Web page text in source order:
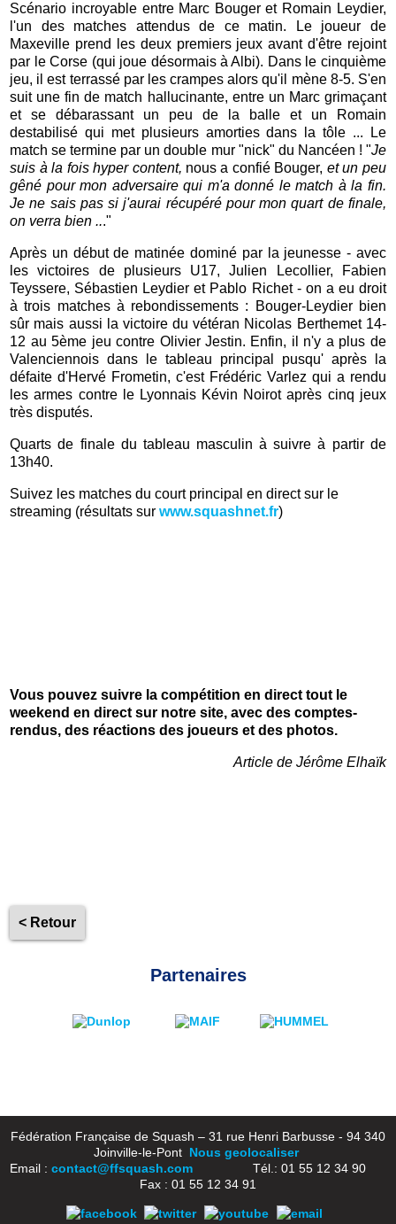
Scénario incroyable entre Marc Bouger et Romain Leydier,
l'un des matches attendus de ce matin. Le joueur de
Maxeville prend les deux premiers jeux avant d'être rejoint
par le Corse (qui joue désormais à Albi). Dans le cinquième
jeu, il est terrassé par les crampes alors qu'il mène 8-5. S'en
suit une fin de match hallucinante, entre un Marc grimaçant
et se débarassant un peu de la balle et un Romain
destabilisé qui met plusieurs amorties dans la tôle ... Le
match se termine par un double mur "nick" du Nancéen ! "Je
suis à la fois hyper content, nous a confié Bouger, et un peu
gêné pour mon adversaire qui m'a donné le match à la fin.
Je ne sais pas si j'aurai récupéré pour mon quart de finale,
on verra bien ..."
Après un début de matinée dominé par la jeunesse - avec
les victoires de plusieurs U17, Julien Lecollier, Fabien
Teyssere, Sébastien Leydier et Pablo Richet - on a eu droit
à trois matches à rebondissements : Bouger-Leydier bien
sûr mais aussi la victoire du vétéran Nicolas Berthemet 14-
12 au 5ème jeu contre Olivier Jestin. Enfin, il n'y a plus de
Valenciennois dans le tableau principal pusqu' après la
défaite d'Hervé Frometin, c'est Frédéric Varlez qui a rendu
les armes contre le Lyonnais Kévin Noirot après cinq jeux
très disputés.
Quarts de finale du tableau masculin à suivre à partir de
13h40.
Suivez les matches du court principal en direct sur le
streaming (résultats surwww.squashnet.fr)
Vous pouvez suivre la compétition en direct tout le
weekend en direct sur notre site, avec des comptes-
rendus, des réactions des joueurs et des photos.
Article de Jérôme Elhaïk
< Retour
Partenaires
Fédération Française de Squash – 31 rue Henri Barbusse - 94 340
Joinville-le-Pont Nous geolocaliser
Email : contact@ffsquash.comTél.: 01 55 12 34 90
Fax : 01 55 12 34 91